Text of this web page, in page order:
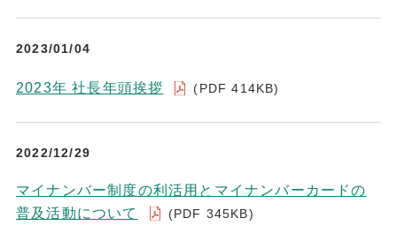
2023/01/04
2023年 社長年頭挨拶 (PDF 414KB)
2022/12/29
マイナンバー制度の利活用とマイナンバーカードの
普及活動について
(PDF 345KB)